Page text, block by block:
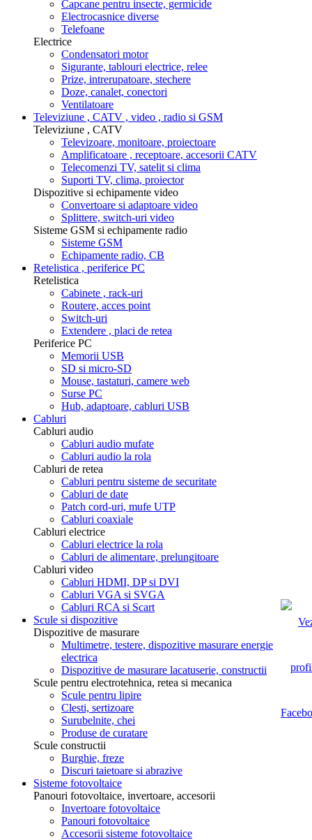
Capcane pentru insecte, germicide
Electrocasnice diverse
Telefoane
Electrice
Condensatori motor
Sigurante, tablouri electrice, relee
Prize, intrerupatoare, stechere
Doze, canalet, conectori
Ventilatoare
Televiziune , CATV , video , radio si GSM
Televiziune , CATV
Televizoare, monitoare, proiectoare
Amplificatoare , receptoare, accesorii CATV
Telecomenzi TV, satelit si clima
Suporti TV, clima, proiector
Dispozitive si echipamente video
Convertoare si adaptoare video
Splittere, switch-uri video
Sisteme GSM si echipamente radio
Sisteme GSM
Echipamente radio, CB
Retelistica , periferice PC
Retelistica
Cabinete , rack-uri
Routere, acces point
Switch-uri
Extendere , placi de retea
Periferice PC
Memorii USB
SD si micro-SD
Mouse, tastaturi, camere web
Surse PC
Hub, adaptoare, cabluri USB
Cabluri
Cabluri audio
Cabluri audio mufate
Cabluri audio la rola
Cabluri de retea
Cabluri pentru sisteme de securitate
Cabluri de date
Patch cord-uri, mufe UTP
Cabluri coaxiale
Cabluri electrice
Cabluri electrice la rola
Cabluri de alimentare, prelungitoare
Cabluri video
Cabluri HDMI, DP si DVI
Cabluri VGA si SVGA
Cabluri RCA si Scart
Scule si dispozitive
Dispozitive de masurare
Multimetre, testere, dispozitive masurare energie
electrica
Dispozitive de masurare lacatuserie, constructii
Scule pentru electrotehnica, retea si mecanica
Scule pentru lipire
Clesti, sertizoare
Surubelnite, chei
Produse de curatare
Scule constructii
Burghie, freze
Discuri taietoare si abrazive
Sisteme fotovoltaice
Panouri fotovoltaice, invertoare, accesorii
Invertoare fotovoltaice
Panouri fotovoltaice
Accesorii sisteme fotovoltaice